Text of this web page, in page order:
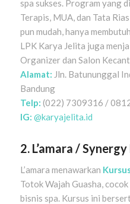
spa sukses. Program yang
Terapis, MUA, dan Tata
pun mudah, hanya
LPK Karya Jelita juga
Organizer dan Salon
Alamat: Jln. Batununggal
Bandung
Telp: (022) 7309316 /
IG: @karyajelita.id
2. L’amara /
L’amara menawarkan
Totok Wajah Guasha,
bisnis spa. Kursus ini